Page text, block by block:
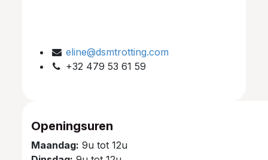
eline@dsmtrotting.com
+32 479 53 61 59
Openingsuren
Maandag: 9u tot 12u